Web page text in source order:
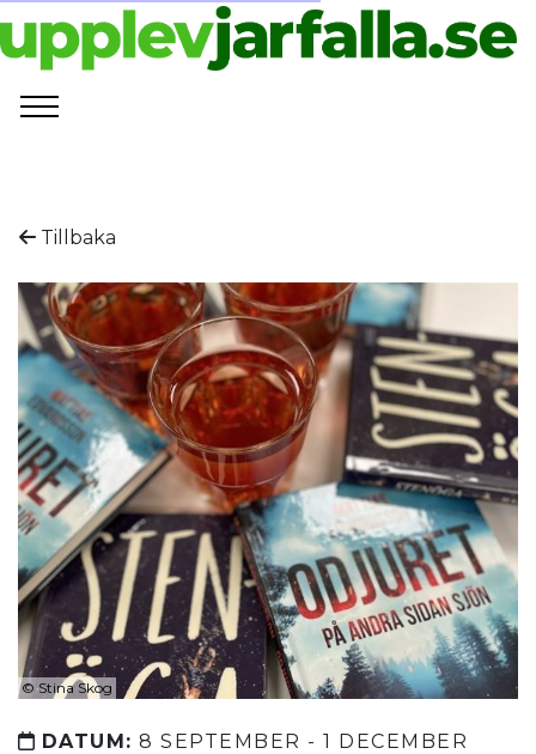
Tillbaka
© Stina Skog
DATUM: 8 SEPTEMBER - 1 DECEMBER